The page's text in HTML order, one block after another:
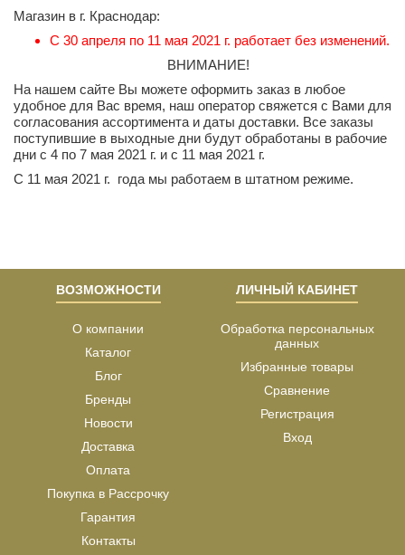
Магазин в г. Краснодар:
С 30 апреля по 11 мая 2021 г. работает без изменений.
ВНИМАНИЕ!
На нашем сайте Вы можете оформить заказ в любое
удобное для Вас время, наш оператор свяжется с Вами для
согласования ассортимента и даты доставки. Все заказы
поступившие в выходные дни будут обработаны в рабочие
дни с 4 по 7 мая 2021 г. и с 11 мая 2021 г.
С 11 мая 2021 г. года мы работаем в штатном режиме.
ВОЗМОЖНОСТИ
О компании
Каталог
Блог
Бренды
Новости
Доставка
Оплата
Покупка в Рассрочку
Гарантия
Контакты
ЛИЧНЫЙ КАБИНЕТ
Обработка персональных
данных
Избранные товары
Сравнение
Регистрация
Вход